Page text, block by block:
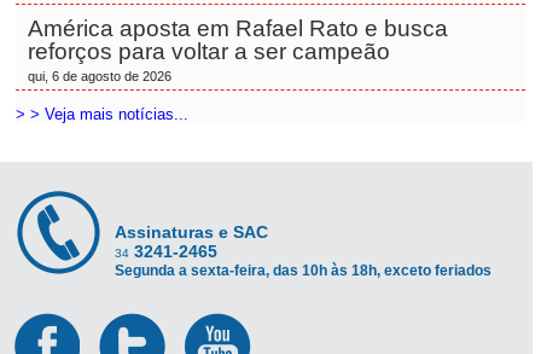
América aposta em Rafael Rato e busca
reforços para voltar a ser campeão
qui, 6 de agosto de 2026
> > Veja mais notícias...
Assinaturas e SAC
34 3241-2465
Segunda a sexta-feira, das 10h às 18h, exceto feriados